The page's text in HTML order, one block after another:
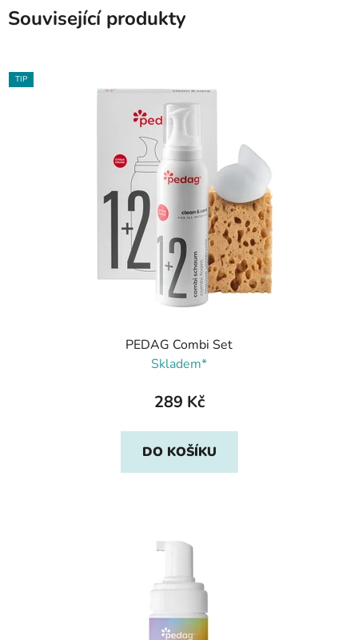
Související produkty
TIP
PEDAG Combi Set
Skladem*
289 Kč
DO KOŠÍKU